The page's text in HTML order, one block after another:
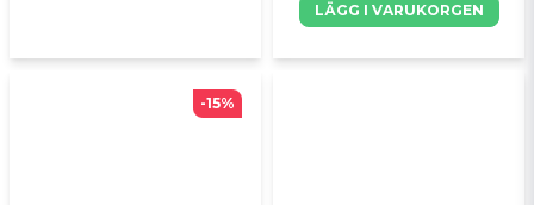
LÄGG I VARUKORGEN
-15%